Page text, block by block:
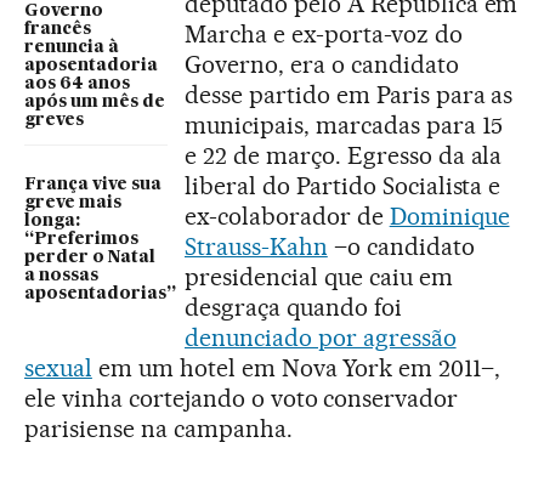
Governo
francês
renuncia à
aposentadoria
aos 64 anos
após um mês de
greves
França vive sua
greve mais
longa:
“Preferimos
perder o Natal
a nossas
aposentadorias”
Marcha e ex-porta-voz do
Governo, era o candidato
desse partido em Paris para as
municipais, marcadas para 15
e 22 de março. Egresso da ala
liberal do Partido Socialista e
ex-colaborador de Dominique
Strauss-Kahn –o candidato
presidencial que caiu em
desgraça quando foi
denunciado por agressão
sexual em um hotel em Nova York em 2011–,
ele vinha cortejando o voto conservador
parisiense na campanha.